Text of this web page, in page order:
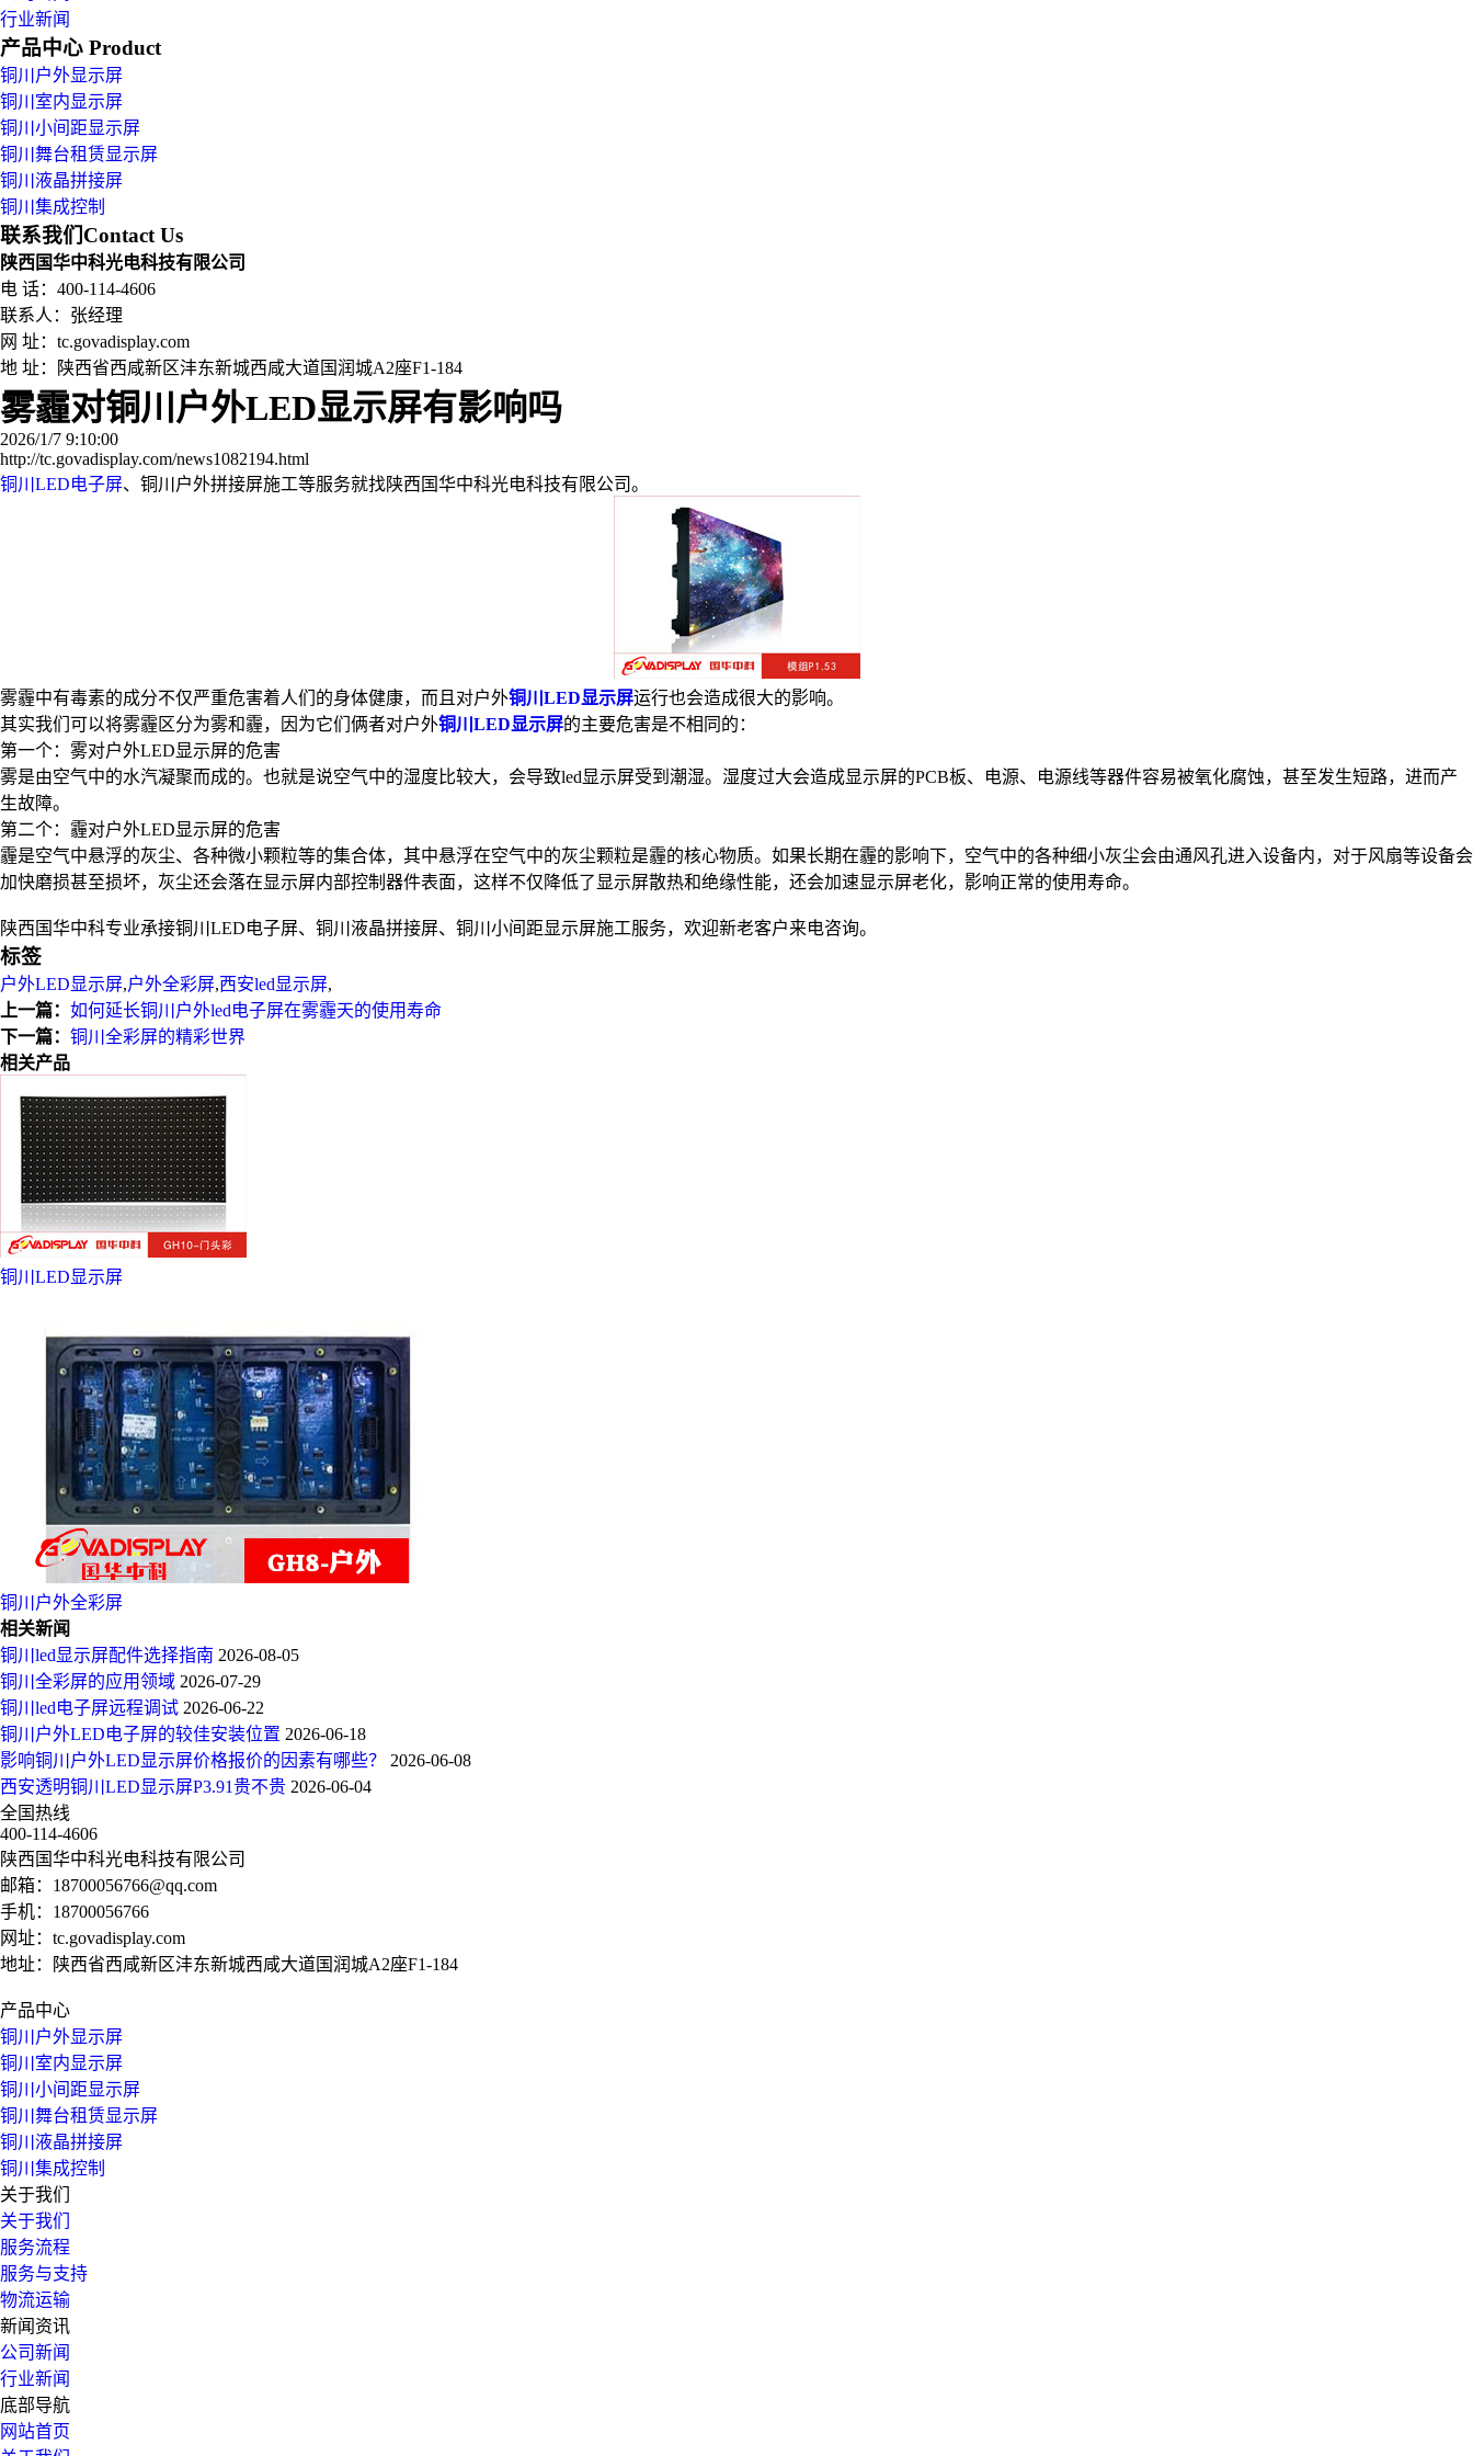
行业新闻
产品中心 Product
铜川户外显示屏
铜川室内显示屏
铜川小间距显示屏
铜川舞台租赁显示屏
铜川液晶拼接屏
铜川集成控制
联系我们Contact Us
陕西国华中科光电科技有限公司
电 话：400-114-4606
联系人：张经理
网 址：tc.govadisplay.com
地 址：
陕西省西咸新区沣东新城西咸大道国润城A2座F1-184
雾霾对铜川户外LED显示屏有影响吗
2026/1/7 9:10:00
http://tc.govadisplay.com/news1082194.html
铜川LED电子屏、铜川户外拼接屏施工等服务就找陕西国华中科光电科技有限公司。
雾霾中有毒素的成分不仅严重危害着人们的身体健康，而且对户外铜川LED显示屏运行也会造成很大的影响。
其实我们可以将雾霾区分为雾和霾，因为它们俩者对户外铜川LED显示屏的主要危害是不相同的：
第一个：雾对户外LED显示屏的危害
雾是由空气中的水汽凝聚而成的。也就是说空气中的湿度比较大，会导致led显示屏受到潮湿。湿度过大会造成显示屏的PCB板、电源、电源线等器件容易被氧化腐蚀，甚至发生短路，进而产
生故障。
第二个：霾对户外LED显示屏的危害
霾是空气中悬浮的灰尘、各种微小颗粒等的集合体，其中悬浮在空气中的灰尘颗粒是霾的核心物质。如果长期在霾的影响下，空气中的各种细小灰尘会由通风孔进入设备内，对于风扇等设备会
加快磨损甚至损坏，灰尘还会落在显示屏内部控制器件表面，这样不仅降低了显示屏散热和绝缘性能，还会加速显示屏老化，影响正常的使用寿命。
陕西国华中科专业承接铜川LED电子屏、铜川液晶拼接屏、铜川小间距显示屏施工服务，欢迎新老客户来电咨询。
标签
户外LED显示屏,户外全彩屏,西安led显示屏,
上一篇： 如何延长铜川户外led电子屏在雾霾天的使用寿命
下一篇： 铜川全彩屏的精彩世界
相关产品
铜川LED显示屏
铜川户外全彩屏
相关新闻
铜川led显示屏配件选择指南 2026-08-05
铜川全彩屏的应用领域 2026-07-29
铜川led电子屏远程调试 2026-06-22
铜川户外LED电子屏的较佳安装位置 2026-06-18
影响铜川户外LED显示屏价格报价的因素有哪些？ 2026-06-08
西安透明铜川LED显示屏P3.91贵不贵 2026-06-04
全国热线
400-114-4606
陕西国华中科光电科技有限公司
邮箱： 18700056766@qq.com
手机： 18700056766
网址： tc.govadisplay.com
地址：陕西省西咸新区沣东新城西咸大道国润城A2座F1-184
产品中心
铜川户外显示屏
铜川室内显示屏
铜川小间距显示屏
铜川舞台租赁显示屏
铜川液晶拼接屏
铜川集成控制
关于我们
关于我们
服务流程
服务与支持
物流运输
新闻资讯
公司新闻
行业新闻
底部导航
网站首页